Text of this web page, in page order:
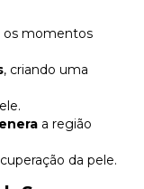
os momentos
, criando uma
a região
da pele.